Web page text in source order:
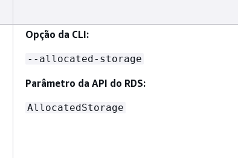
Opção da CLI:
--allocated-storage
Parâmetro da API do RDS:
AllocatedStorage